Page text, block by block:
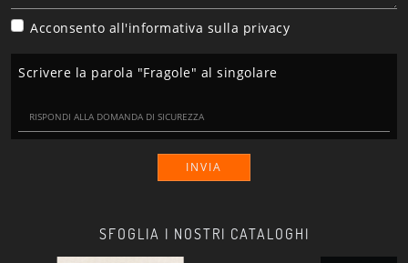
SFOGLIA I NOSTRI CATALOGHI
Acconsento all'informativa sulla privacy
Scrivere la parola "Fragole" al singolare
INVIA